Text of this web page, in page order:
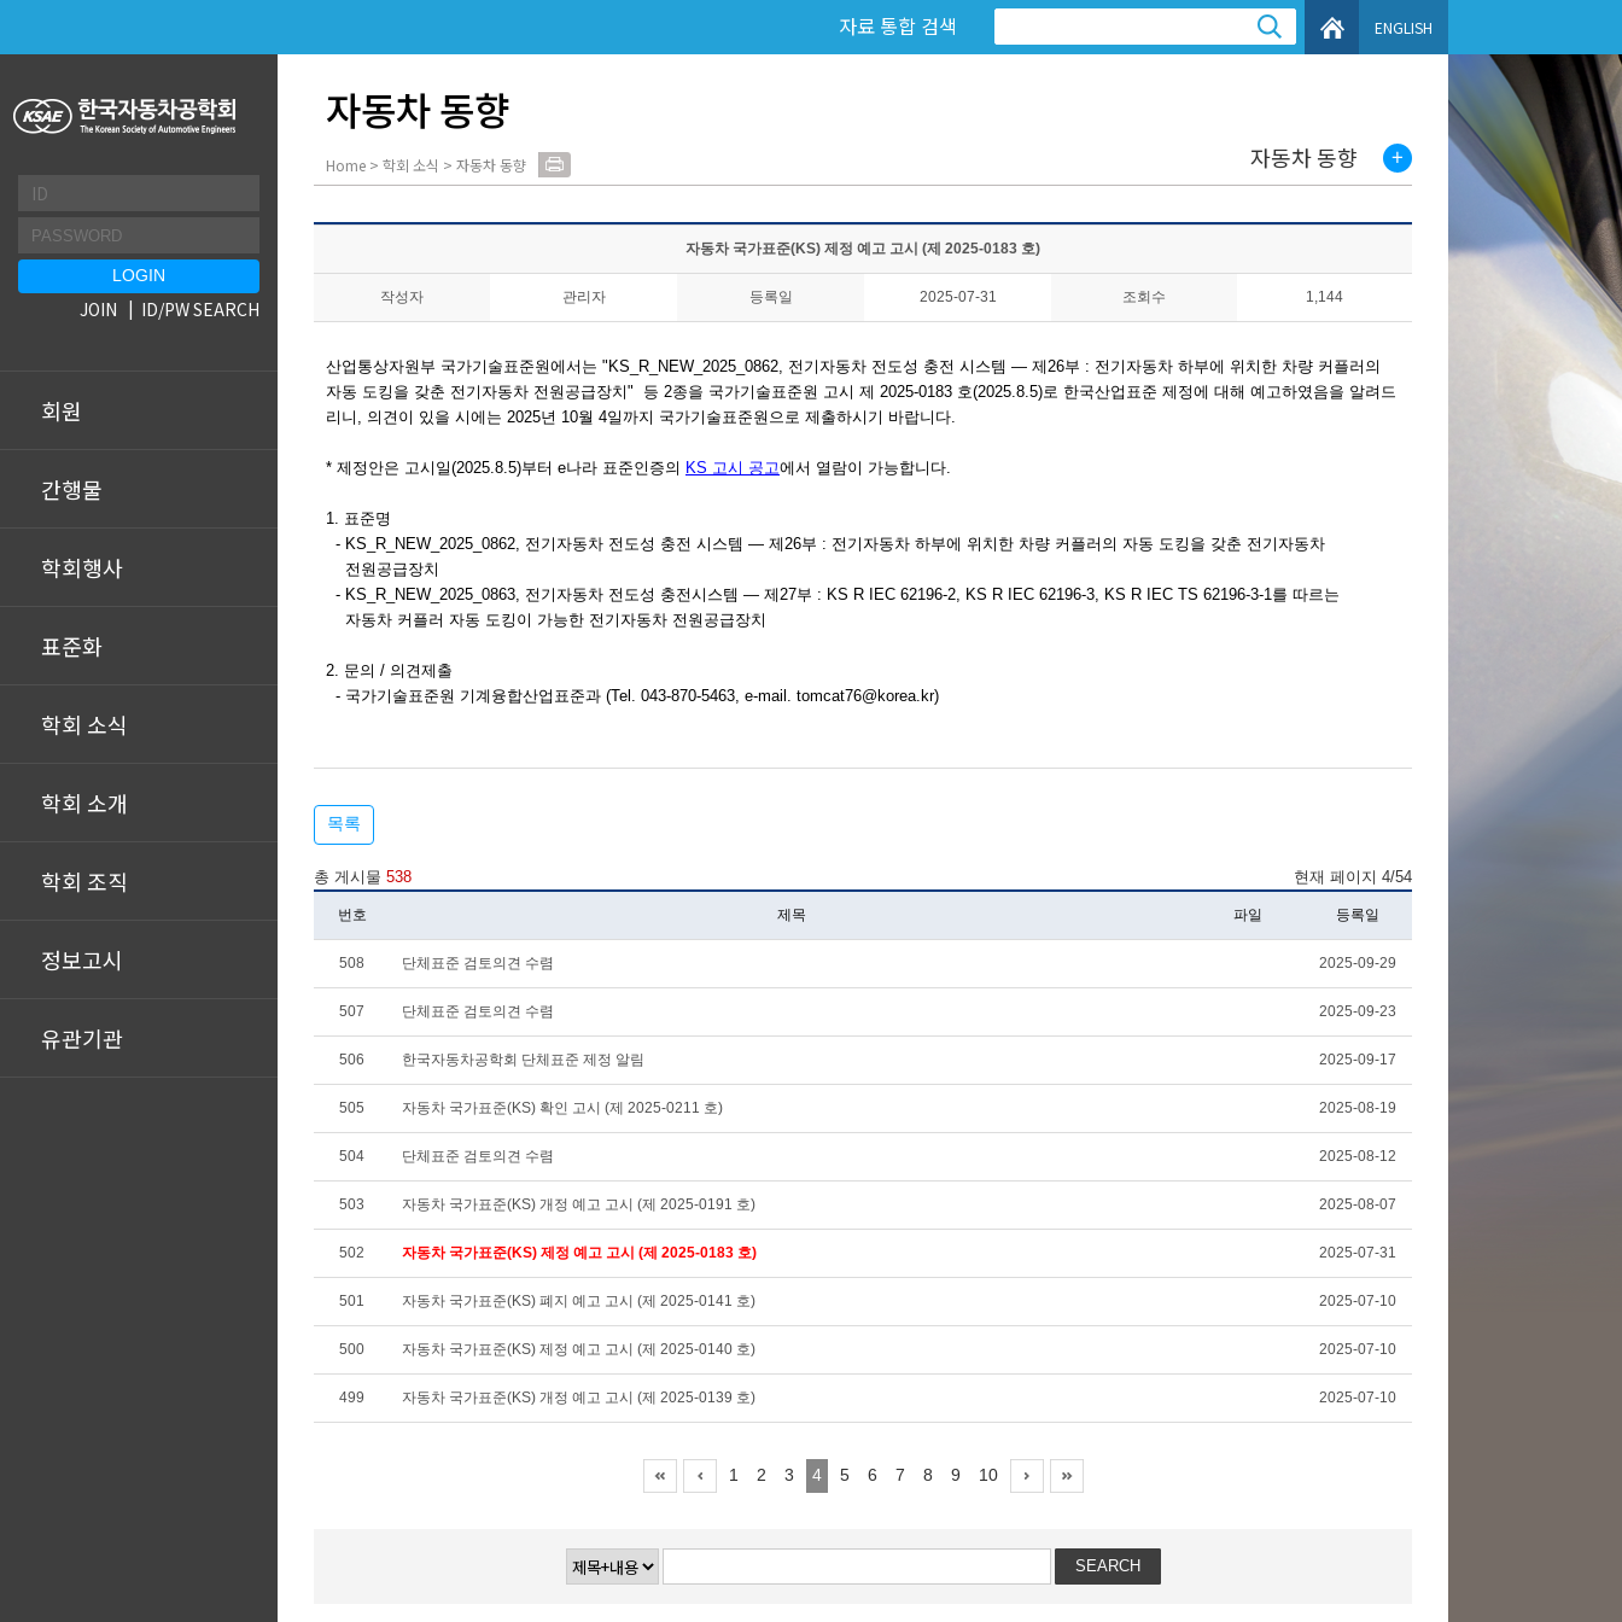
회원
간행물
학회행사
표준화
학회 소식
학회 소개
학회 조직
정보고시
유관기관
JOIN ID/PW SEARCH
자료 통합 검색 ENGLISH
자동차 동향
Home > 학회 소식 > 자동차 동향 자동차 동향
자동차 국가표준(KS) 제정 예고 고시 (제 2025-0183 호)
작성자 관리자 등록일 2025-07-31 조회수 1,144
산업통상자원부 국가기술표준원에서는 " KS_R_NEW_2025_0862, 전기자동차 전도성 충전 시스템 — 제26부 : 전기자동차 하부에 위치한 차량 커플러의
자동 도킹을 갖춘 전기자동차 전원공급장치" 등 2종을 국가기술표준원 고시 제 2025-0183 호(2025.8.5)로 한국산업표준 제정에 대해 예고하였음을 알려드
리니, 의견이 있을 시에는 2025년 10월 4일까지 국가기술표준원으로 제출하시기 바랍니다.
* 제정안은 고시일(2025.8.5)부터 e나라 표준인증의 KS 고시 공고에서 열람이 가능합니다.
1. 표준명
- KS_R_NEW_2025_0862, 전기자동차 전도성 충전 시스템 — 제26부 : 전기자동차 하부에 위치한 차량 커플러의 자동 도킹을 갖춘 전기자동차
전원공급장치
- KS_R_NEW_2025_0863, 전기자동차 전도성 충전시스템 — 제27부 : KS R IEC 62196-2, KS R IEC 62196-3, KS R IEC TS 62196-3-1를 따르는
자동차 커플러 자동 도킹이 가능한 전기자동차 전원공급장치
2. 문의 / 의견제출
- 국가기술표준원 기계융합산업표준과 (Tel. 043-870-5463, e-mail. tomcat76@korea.kr)
목록
총 게시물 538 현재 페이지 4/54
번호 제목 파일 등록일
508 단체표준 검토의견 수렴 2025-09-29
507 단체표준 검토의견 수렴 2025-09-23
506 한국자동차공학회 단체표준 제정 알림 2025-09-17
505 자동차 국가표준(KS) 확인 고시 (제 2025-0211 호) 2025-08-19
504 단체표준 검토의견 수렴 2025-08-12
503 자동차 국가표준(KS) 개정 예고 고시 (제 2025-0191 호) 2025-08-07
502 자동차 국가표준(KS) 제정 예고 고시 (제 2025-0183 호) 2025-07-31
501 자동차 국가표준(KS) 폐지 예고 고시 (제 2025-0141 호) 2025-07-10
500 자동차 국가표준(KS) 제정 예고 고시 (제 2025-0140 호) 2025-07-10
499 자동차 국가표준(KS) 개정 예고 고시 (제 2025-0139 호) 2025-07-10
1 2 3 4 5 6 7 8 9 10